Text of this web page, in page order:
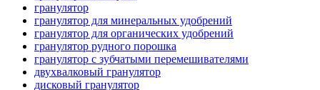
гранулятор
гранулятор для минеральных удобрений
гранулятор для органических удобрений
гранулятор рудного порошка
гранулятор с зубчатыми перемешивателями
двухвалковый гранулятор
дисковый гранулятор